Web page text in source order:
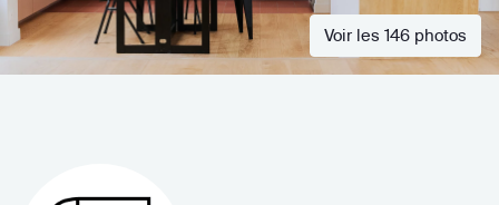
Voir les 146 photos